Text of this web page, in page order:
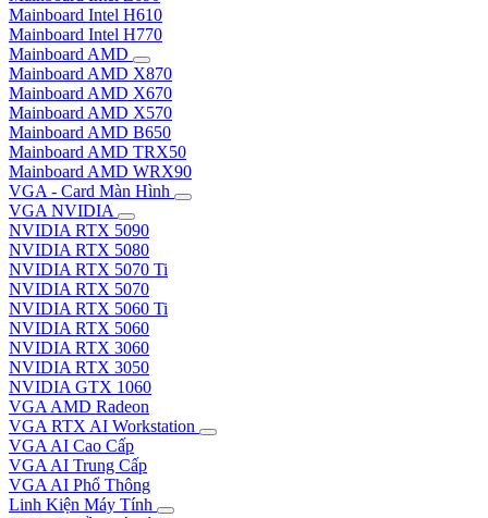
Mainboard Intel H610
Mainboard Intel H770
Mainboard AMD
Mainboard AMD X870
Mainboard AMD X670
Mainboard AMD X570
Mainboard AMD B650
Mainboard AMD TRX50
Mainboard AMD WRX90
VGA - Card Màn Hình
VGA NVIDIA
NVIDIA RTX 5090
NVIDIA RTX 5080
NVIDIA RTX 5070 Ti
NVIDIA RTX 5070
NVIDIA RTX 5060 Ti
NVIDIA RTX 5060
NVIDIA RTX 3060
NVIDIA RTX 3050
NVIDIA GTX 1060
VGA AMD Radeon
VGA RTX AI Workstation
VGA AI Cao Cấp
VGA AI Trung Cấp
VGA AI Phổ Thông
Linh Kiện Máy Tính